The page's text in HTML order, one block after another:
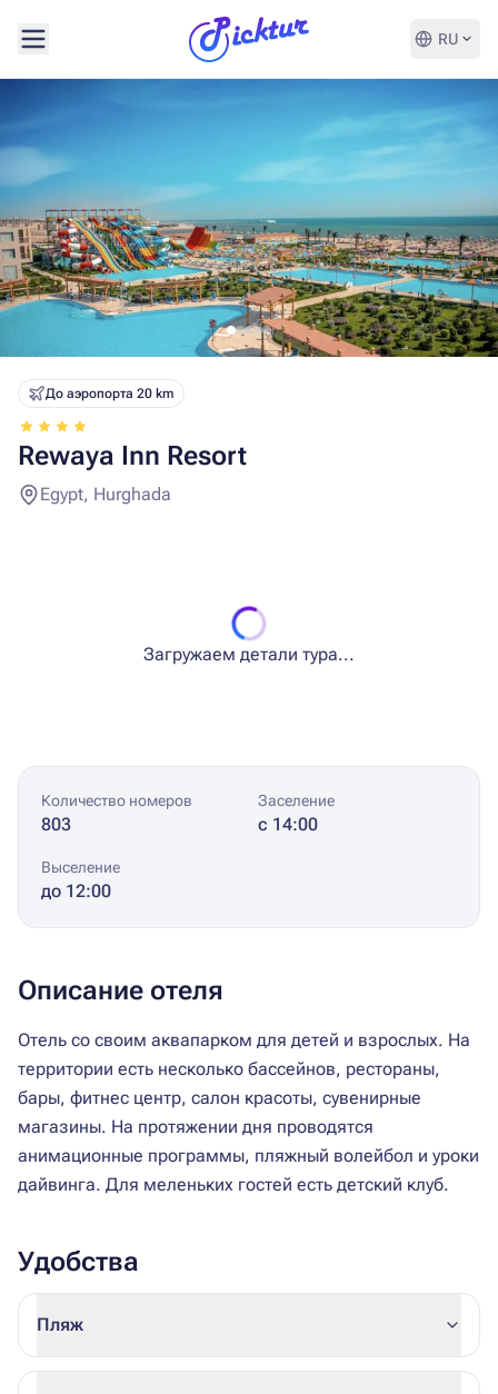
RU
До аэропорта 20 km
Rewaya Inn Resort
Egypt, Hurghada
Загружаем детали тура...
Количество номеров
803
Заселение
с 14:00
Выселение
до 12:00
Описание отеля
Отель со своим аквапарком для детей и взрослых. На
территории есть несколько бассейнов, рестораны,
бары, фитнес центр, салон красоты, сувенирные
магазины. На протяжении дня проводятся
анимационные программы, пляжный волейбол и уроки
дайвинга. Для меленьких гостей есть детский клуб.
Удобства
Пляж